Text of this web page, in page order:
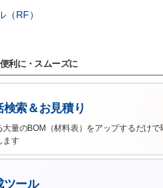
（RF）
利に・スムーズに
検索＆お見積り
大量のBOM（材料表）をアップするだけで
ます
ツール